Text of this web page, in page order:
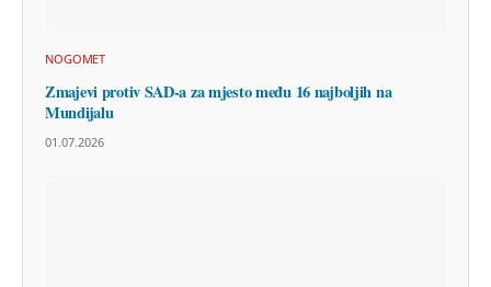
NOGOMET
Zmajevi protiv SAD-a za mjesto među 16 najboljih na
Mundijalu
01.07.2026